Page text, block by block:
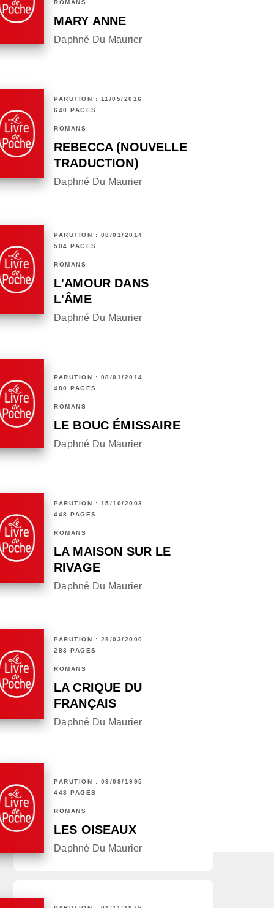
ROMANS
MARY ANNE
Daphné Du Maurier
PARUTION : 11/05/2016
640 PAGES
ROMANS
REBECCA (NOUVELLE
TRADUCTION)
Daphné Du Maurier
PARUTION : 08/01/2014
504 PAGES
ROMANS
L'AMOUR DANS
L'ÂME
Daphné Du Maurier
PARUTION : 08/01/2014
480 PAGES
ROMANS
LE BOUC ÉMISSAIRE
Daphné Du Maurier
PARUTION : 15/10/2003
448 PAGES
ROMANS
LA MAISON SUR LE
RIVAGE
Daphné Du Maurier
PARUTION : 29/03/2000
283 PAGES
ROMANS
LA CRIQUE DU
FRANÇAIS
Daphné Du Maurier
PARUTION : 09/08/1995
448 PAGES
ROMANS
LES OISEAUX
Daphné Du Maurier